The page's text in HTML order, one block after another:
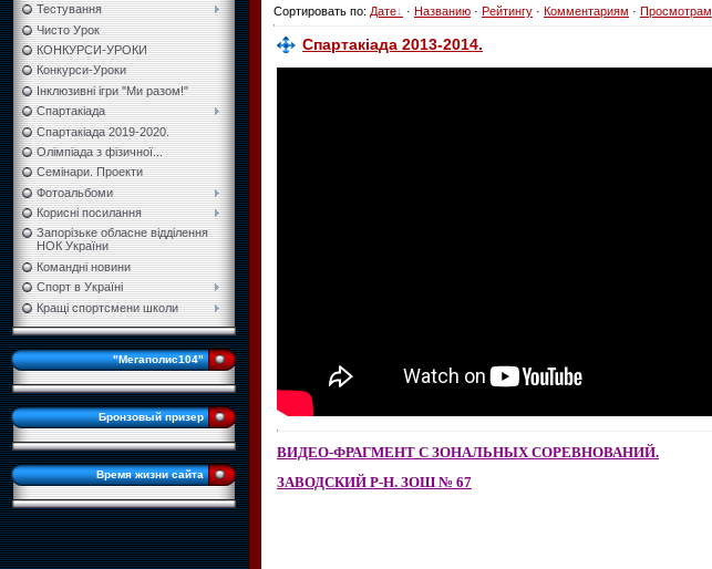
Тестування
Чисто Урок
КОНКУРСИ-УРОКИ
Конкурси-Уроки
Інклюзивні ігри "Ми разом!"
Спартакіада
Спартакіада 2019-2020.
Олімпіада з фізичної...
Семінари. Проекти
Фотоальбоми
Корисні посилання
Запорізьке обласне відділення
НОК України
Командні новини
Спорт в Україні
Кращі спортсмени школи
"Мегаполис104"
Бронзовый призер
Время жизни сайта
Сортировать по: Дате · Названию · Рейтингу · Комментариям · Просмотрам
Спартакіада 2013-2014.
ВИДЕО-ФРАГМЕНТ С ЗОНАЛЬНЫХ СОРЕВНОВАНИЙ.
ЗАВОДСКИЙ Р-Н. ЗОШ № 67